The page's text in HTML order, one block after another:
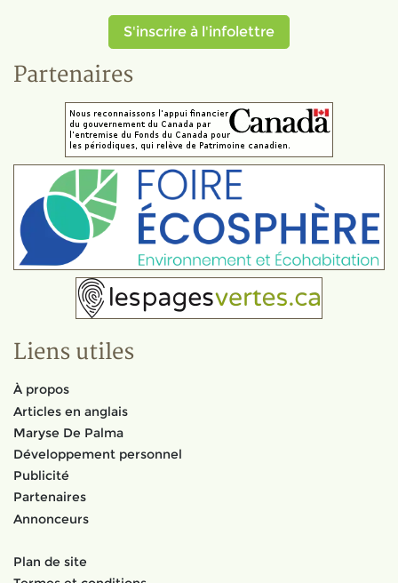
S'inscrire à l'infolettre
Partenaires
Liens utiles
À propos
Articles en anglais
Maryse De Palma
Développement personnel
Publicité
Partenaires
Annonceurs
Plan de site